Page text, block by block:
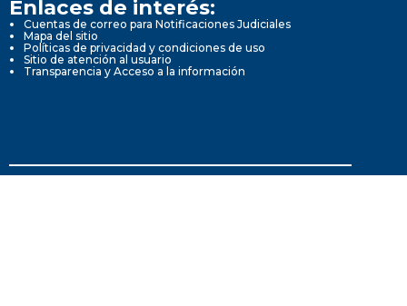
Enlaces de interés:
Cuentas de correo para Notificaciones Judiciales
Mapa del sitio
Políticas de privacidad y condiciones de uso
Sitio de atención al usuario
Transparencia y Acceso a la información